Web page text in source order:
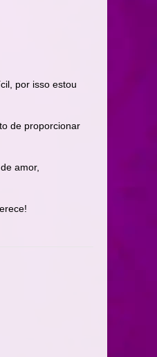
por isso estou
de proporcionar
amor,